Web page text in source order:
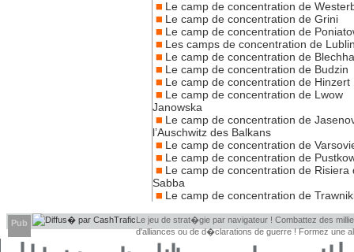
Le camp de concentration de
Le camp de concentration de Grini
Le camp de concentration de
Les camps de concentration de
Le camp de concentration de
Le camp de concentration de Budzin
Le camp de concentration de Hinzert
Le camp de concentration de Lwow
Janowska
Le camp de concentration de
l’Auschwitz des Balkans
Le camp de concentration de
Le camp de concentration de
Le camp de concentration de Risiera
Sabba
Le camp de concentration de
Pub
Le jeu de strat�gie par navigateur ! Combattez des
d'alliances ou de d�clarations de guerre ! Formez une
d�couvrir leurs faiblesses !